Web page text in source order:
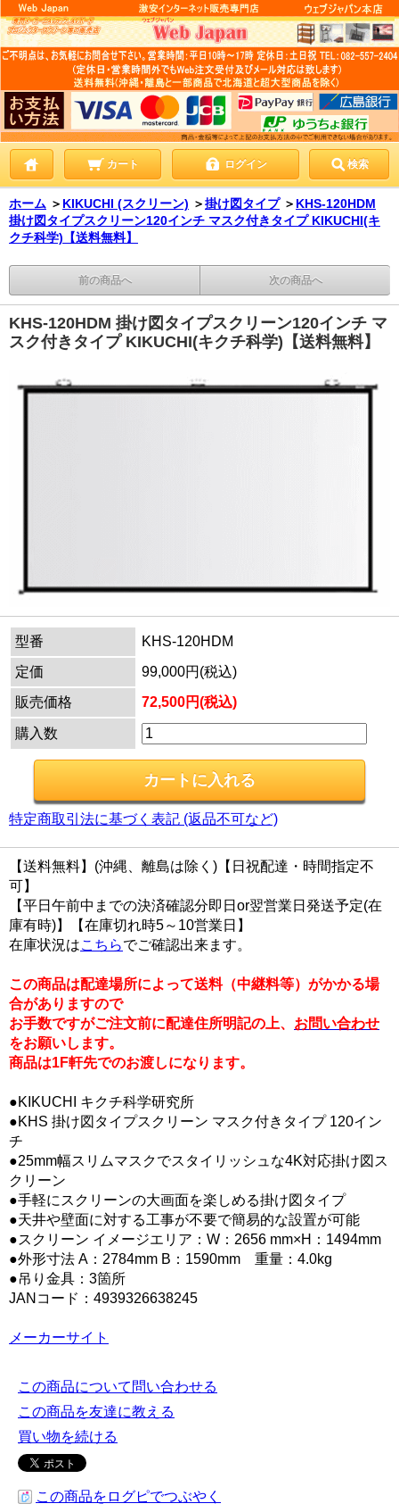
カート ログイン 検索
ホーム ＞ KIKUCHI (スクリーン) ＞掛け図タイプ ＞ KHS-120HDM
掛け図タイプスクリーン120インチ マスク付きタイプ KIKUCHI(キ
クチ科学)【送料無料】
前の商品へ 次の商品へ
KHS-120HDM 掛け図タイプスクリーン120インチ マ
スク付きタイプ KIKUCHI(キクチ科学)【送料無料】
型番
KHS-120HDM
定価
99,000円(税込)
販売価格
72,500円(税込)
購入数
特定商取引法に基づく表記 (返品不可など)
【送料無料】(沖縄、離島は除く)【日祝配達・時間指定不
可】
【平日午前中までの決済確認分即日or翌営業日発送予定(在
庫有時)】【在庫切れ時5～10営業日】
在庫状況はこちらでご確認出来ます。
この商品は配達場所によって送料（中継料等）がかかる場
合がありますので
お手数ですがご注文前に配達住所明記の上、 お問い合わせ
をお願いします。
商品は1F軒先でのお渡しになります。
●KIKUCHI キクチ科学研究所
●KHS 掛け図タイプスクリーン マスク付きタイプ 120イン
チ
●25mm幅スリムマスクでスタイリッシュな4K対応掛け図ス
クリーン
●手軽にスクリーンの大画面を楽しめる掛け図タイプ
●天井や壁面に対する工事が不要で簡易的な設置が可能
●スクリーン イメージエリア：W：2656 mm×H：1494mm
●外形寸法 A：2784mm B：1590mm 重量：4.0kg
●吊り金具：3箇所
JANコード：4939326638245
メーカーサイト
この商品について問い合わせる
この商品を友達に教える
買い物を続ける
この商品をログピでつぶやく